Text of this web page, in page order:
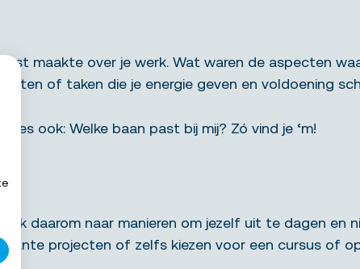
maakte over je werk. Wat waren de aspecten
of taken die je energie geven en voldoening
Lees ook: Welke baan past bij mij? Zó vind je ‘m!
daarom naar manieren om jezelf uit te dagen
projecten of zelfs kiezen voor een cursus of